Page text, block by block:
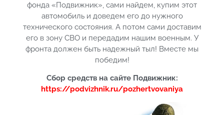
фонда «Подвижник», сами найдем, купим этот
автомобиль и доведем его до нужного
технического состояния. А потом сами доставим
его в зону СВО и передадим нашим военным. У
фронта должен быть надежный тыл! Вместе мы
победим!
Сбор средств на сайте Подвижник:
https://podvizhnik.ru/pozhertvovaniya